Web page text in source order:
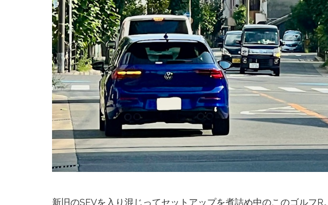
新旧のSEVを入り混じってセットアップを煮詰め中のこのゴルフR。